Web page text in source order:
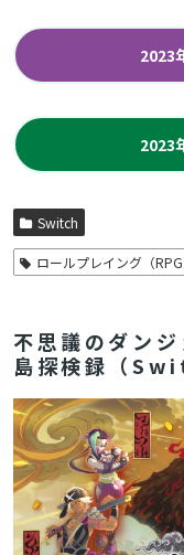
2023
2023
Switch
ロールプレイング（RPG
不思議のダン
島探検録（